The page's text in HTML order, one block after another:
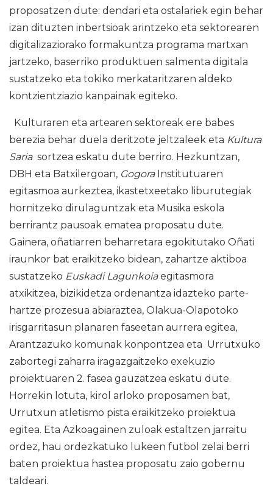
proposatzen dute: dendari eta ostalariek egin behar
izan dituzten inbertsioak arintzeko eta sektorearen
digitalizaziorako formakuntza programa martxan
jartzeko, baserriko produktuen salmenta digitala
sustatzeko eta tokiko merkataritzaren aldeko
kontzientziazio kanpainak egiteko.
Kulturaren eta artearen sektoreak ere babes
berezia behar duela deritzote jeltzaleek eta Kultura
Saria sortzea eskatu dute berriro. Hezkuntzan,
DBH eta Batxilergoan, GogoraInstitutuaren
egitasmoa aurkeztea, ikastetxeetako liburutegiak
hornitzeko dirulaguntzak eta Musika eskola
berrirantz pausoak ematea proposatu dute.
Gainera, oñatiarren beharretara egokitutako Oñati
iraunkor bat eraikitzeko bidean, zahartze aktiboa
sustatzeko Euskadi Lagunkoiaegitasmora
atxikitzea, bizikidetza ordenantza idazteko parte-
hartze prozesua abiaraztea, Olakua-Olapotoko
irisgarritasun planaren faseetan aurrera egitea,
Arantzazuko komunak konpontzea eta Urrutxuko
zabortegi zaharra iragazgaitzeko exekuzio
proiektuaren 2. fasea gauzatzea eskatu dute.
Horrekin lotuta, kirol arloko proposamen bat,
Urrutxun atletismo pista eraikitzeko proiektua
egitea. Eta Azkoagainen zuloak estaltzen jarraitu
ordez, hau ordezkatuko lukeen futbol zelai berri
baten proiektua hastea proposatu zaio gobernu
taldeari.